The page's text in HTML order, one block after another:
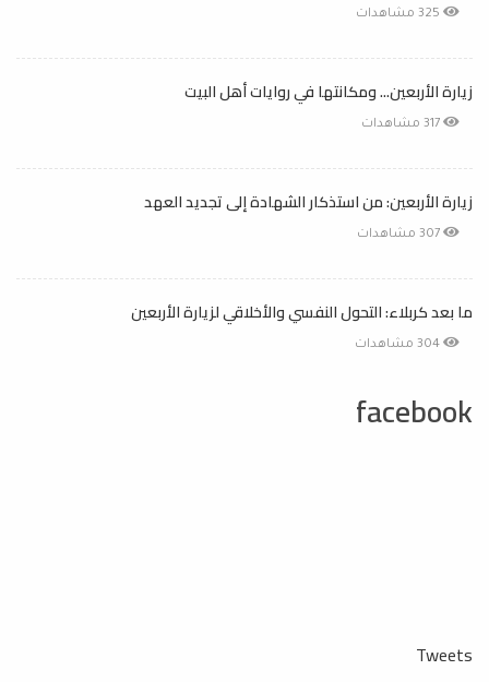
زيارة الأربعين... ومكانتها في روايات أهل البيت
زيارة الأربعين: من استذكار الشهادة إلى تجديد العهد
ما بعد كربلاء: التحول النفسي والأخلاقي لزيارة الأربعين
facebook
Tweets